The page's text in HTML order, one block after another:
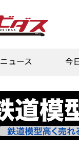
ニュース 今